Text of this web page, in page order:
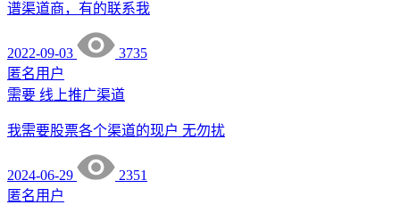
谱渠道商，有的联系我
2022-09-03
3735
匿名用户
需要 线上推广渠道
我需要股票各个渠道的现户 无勿扰
2024-06-29
2351
匿名用户